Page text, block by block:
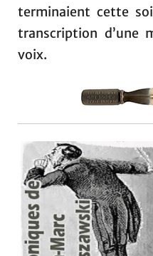
terminaient cette
transcription d’une
voix.